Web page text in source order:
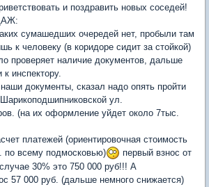
и поздравить новых соседей!
сумашедших очередей нет, пробыли там
к человеку (в коридоре сидит за стойкой)
проверяет наличие документов, дальше
инспектору.
документы, сказал надо опять пройти
ул.
(на их оформление уйдет около 7тыс.
платежей (ориентировочная стоимость
по всему подмосковью)
первый взнос от
30% это 750 000 руб!!! А
57 000 руб. (дальше немного снижается)